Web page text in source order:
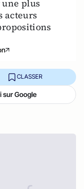
plus
acteurs
CLASSER
Google